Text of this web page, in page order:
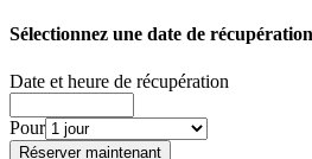
Sélectionnez une date de
Date et heure de récupération
Pour